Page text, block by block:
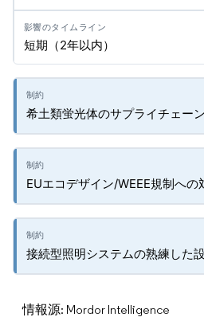
短期（2年以内）
希土類蛍光体のサプライチェー
EUエコデザイン/WEEE規制への
接続型照明システムの熟練した
情報源: Mordor Intelligence